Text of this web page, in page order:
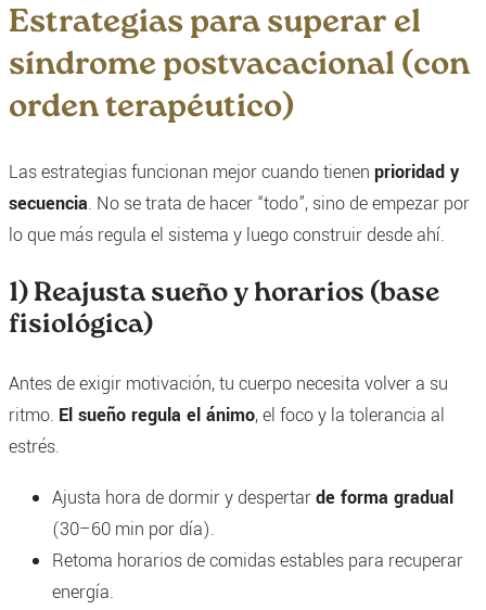
Estrategias para superar el
síndrome postvacacional (con
orden terapéutico)
Las estrategias funcionan mejor cuando tienen prioridad y
secuencia. No se trata de hacer “todo”, sino de empezar por
lo que más regula el sistema y luego construir desde ahí.
1) Reajusta sueño y horarios (base
fisiológica)
Antes de exigir motivación, tu cuerpo necesita volver a su
ritmo. El sueño regula el ánimo, el foco y la tolerancia al
estrés.
Ajusta hora de dormir y despertarde forma gradual
(30–60 min por día).
Retoma horarios de comidas estables para recuperar
energía.